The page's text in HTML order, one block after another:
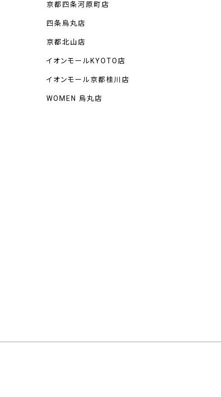
京都四条河原町店
四条烏丸店
京都北山店
イオンモールKYOTO店
イオンモール京都桂川店
WOMEN 烏丸店